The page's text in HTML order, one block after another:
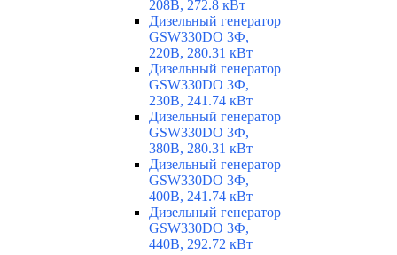
208В, 272.8 кВт
Дизельный генератор
GSW330DO 3Ф,
220В, 280.31 кВт
Дизельный генератор
GSW330DO 3Ф,
230В, 241.74 кВт
Дизельный генератор
GSW330DO 3Ф,
380В, 280.31 кВт
Дизельный генератор
GSW330DO 3Ф,
400В, 241.74 кВт
Дизельный генератор
GSW330DO 3Ф,
440В, 292.72 кВт